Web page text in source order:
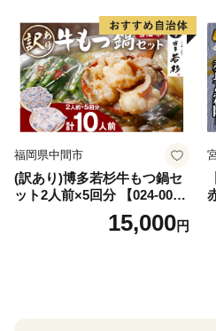
福岡県中間市
(訳あり)博多若杉牛もつ鍋セ
ット2人前×5回分 【024-002
15,000円